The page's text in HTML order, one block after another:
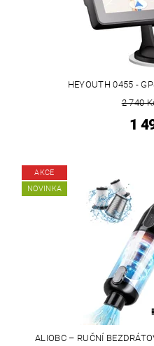
HEYOUTH 0455 -
2 740
1
AKCE
NOVINKA
ALIOBC – RUČNÍ